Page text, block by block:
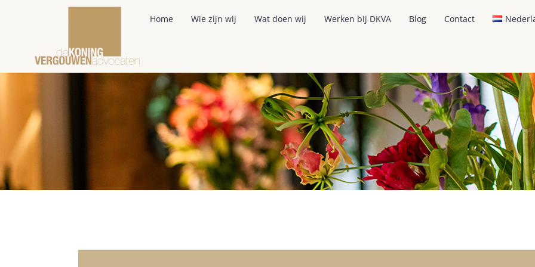
Home Wie zijn wij Wat doen wij Werken bij DKVA Blog Contact